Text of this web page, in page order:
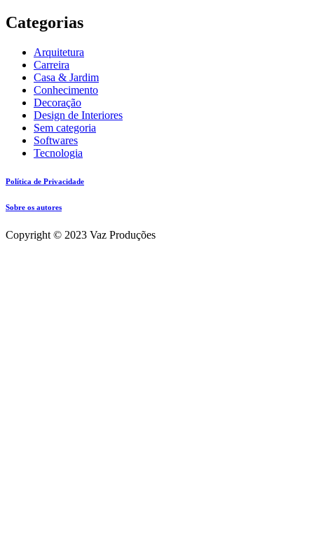
Categorias
Arquitetura
Carreira
Casa & Jardim
Conhecimento
Decoração
Design de Interiores
Sem categoria
Softwares
Tecnologia
Política de Privacidade
Sobre os autores
Copyright © 2023 Vaz Produções